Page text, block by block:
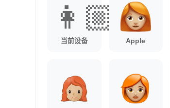
👩🏼‍🦰
当前设备 Apple